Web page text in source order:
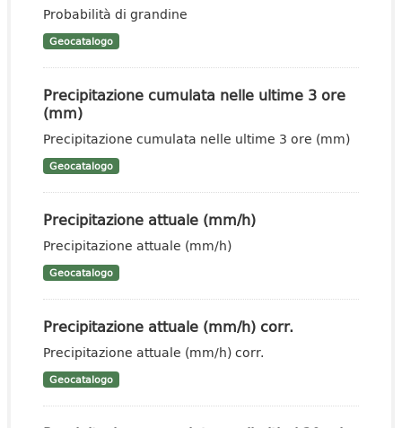
Probabilità di grandine
Geocatalogo
Precipitazione cumulata nelle ultime 3 ore
(mm)
Precipitazione cumulata nelle ultime 3 ore (mm)
Geocatalogo
Precipitazione attuale (mm/h)
Precipitazione attuale (mm/h)
Geocatalogo
Precipitazione attuale (mm/h) corr.
Precipitazione attuale (mm/h) corr.
Geocatalogo